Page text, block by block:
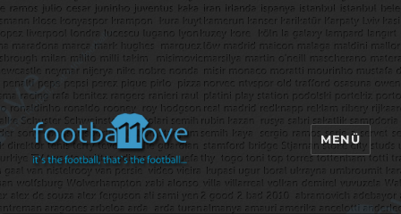
footbaLLove
MENÜ